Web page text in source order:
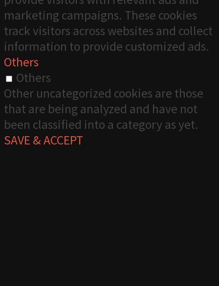
marketing campaigns. These cookies
track visitors across websites and collect
information to provide customized ads.
Others
Others
Other uncategorized cookies are those
that are being analyzed and have not
been classified into a category as yet.
SAVE & ACCEPT